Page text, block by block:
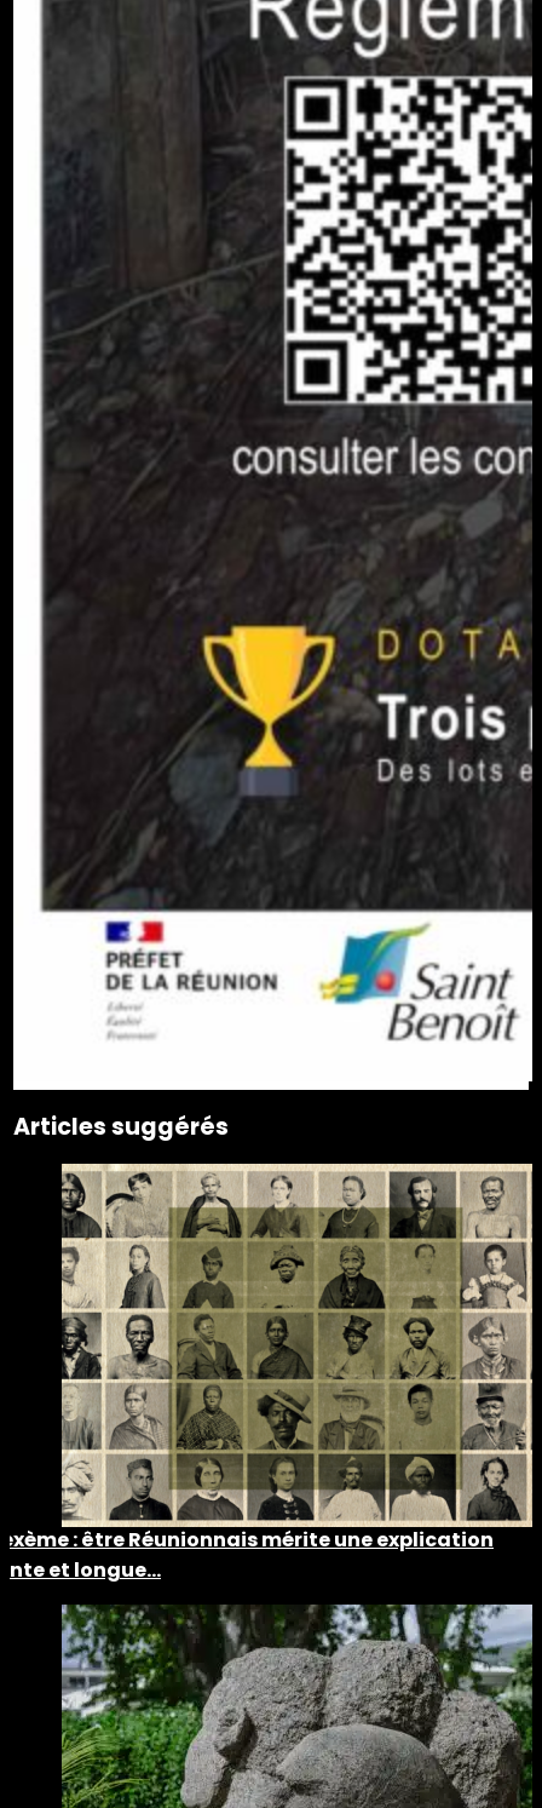
Articles suggérés
: être Réunionnais mérite une explication
et longue…